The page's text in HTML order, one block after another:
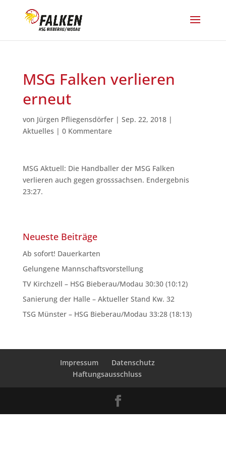
MSG Falken verlieren
erneut
von Jürgen Pfliegensdörfer| Sep. 22, 2018|
Aktuelles | 0 Kommentare
MSG Aktuell: Die Handballer der MSG Falken
verlieren auch gegen grosssachsen. Endergebnis
23:27.
Neueste Beiträge
Ab sofort! Dauerkarten
Gelungene Mannschaftsvorstellung
TV Kirchzell – HSG Bieberau/Modau 30:30 (10:12)
Sanierung der Halle – Aktueller Stand Kw. 32
TSG Münster – HSG Bieberau/Modau 33:28 (18:13)
Impressum
Datenschutz
Haftungsausschluss